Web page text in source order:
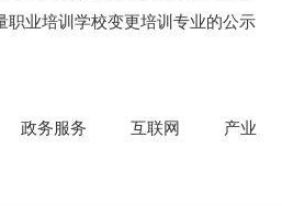
〕71号）
职业培训学校变更培训专业的公示
政务服务 互联网 产业